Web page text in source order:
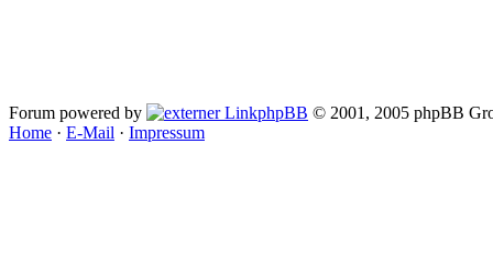
Forum powered by phpBB © 2001, 2005 phpBB
Home · E-Mail · Impressum